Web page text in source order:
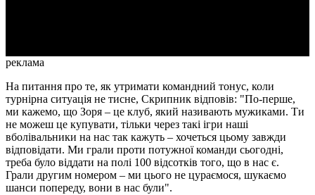
реклама
На питання про те, як утримати командний тонус, коли
турнірна ситуація не тисне, Скрипник відповів: "По-перше,
ми кажемо, що Зоря – це клуб, який називають мужиками. Ти
не можеш це купувати, тільки через такі ігри наші
вболівальники на нас так кажуть – хочеться цьому завжди
відповідати. Ми грали проти потужної команди сьогодні,
треба було віддати на полі 100 відсотків того, що в нас є.
Грали другим номером – ми цього не цураємося, шукаємо
шанси попереду, вони в нас були".